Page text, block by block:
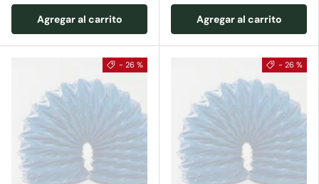
Agregar al carrito Agregar al carrito
- 26 % - 26 %